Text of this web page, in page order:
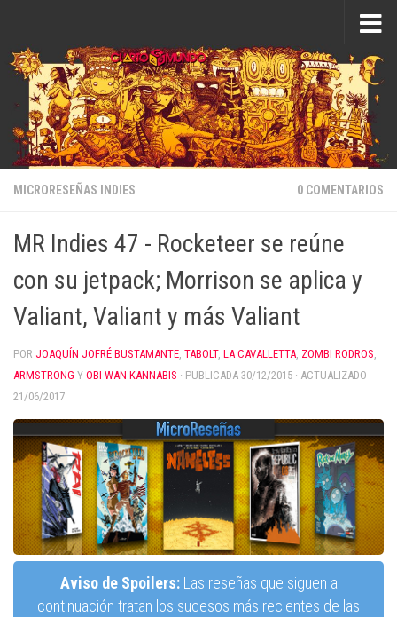
MICRORESEÑAS INDIES 0 COMENTARIOS
MR Indies 47 - Rocketeer se reúne
con su jetpack; Morrison se aplica y
Valiant, Valiant y más Valiant
POR JOAQUÍN JOFRÉ BUSTAMANTE, TABOLT, LA CAVALLETTA, ZOMBI RODROS,
ARMSTRONG Y OBI-WAN KANNABIS · PUBLICADA 30/12/2015 · ACTUALIZADO
21/06/2017
Aviso de Spoilers:Las reseñas que siguen a
continuación tratan los sucesos más recientes de las